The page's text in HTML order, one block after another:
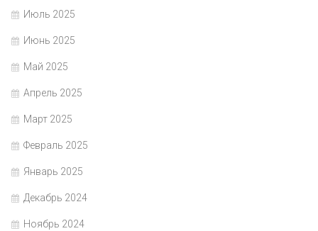
Июль 2025
Июнь 2025
Май 2025
Апрель 2025
Март 2025
Февраль 2025
Январь 2025
Декабрь 2024
Ноябрь 2024